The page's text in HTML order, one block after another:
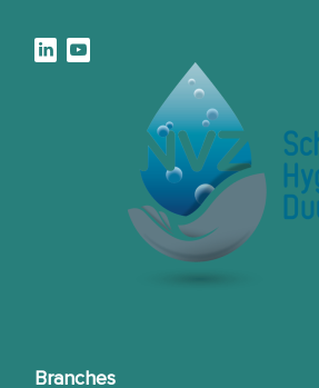
Branches